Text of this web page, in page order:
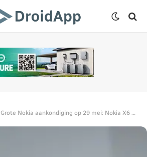
Grote Nokia aankondiging op 29 mei: Nokia X6 voor Europa